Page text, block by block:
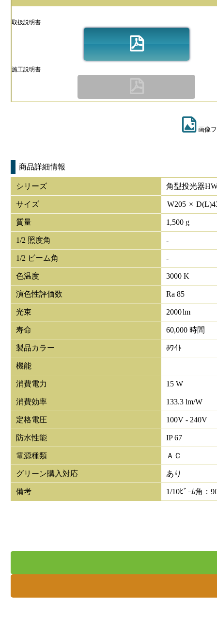
取扱説明書
施工説明書
画像
商品詳細情報
シリーズ 角型投光器
サイズ W205 × D(L)
質量 1,500 g
1/2 照度角 -
1/2 ビーム角 -
色温度 3000 K
演色性評価数 Ra 85
光束 2000lm
寿命 60,000 時間
製品カラー ﾎﾜｲﾄ
機能
消費電力 15 W
消費効率 133.3 lm/W
定格電圧 100V - 240V
防水性能 IP 67
電源種類 ＡＣ
グリーン購入対応 あり
備考 1/10ﾋﾞｰﾑ角：